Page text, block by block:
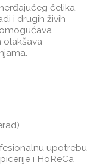
čelika,
i drugih živih
olakšava
upotrebu
i HoReCa